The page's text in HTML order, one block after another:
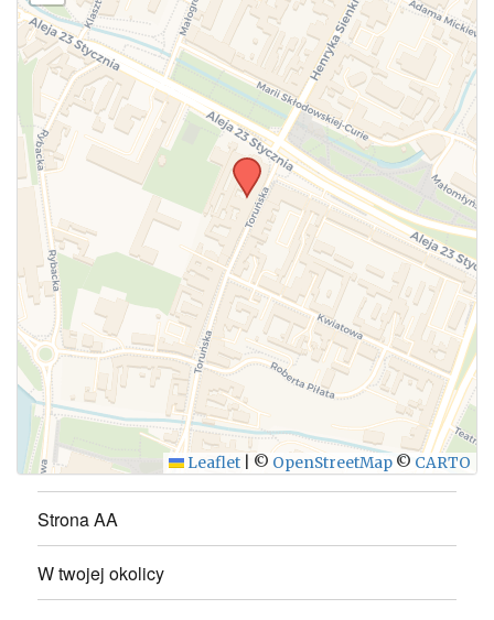
WYŚLIJ
Leaflet © OpenStreetMap © CARTO
Strona AA
W twojej okolicy